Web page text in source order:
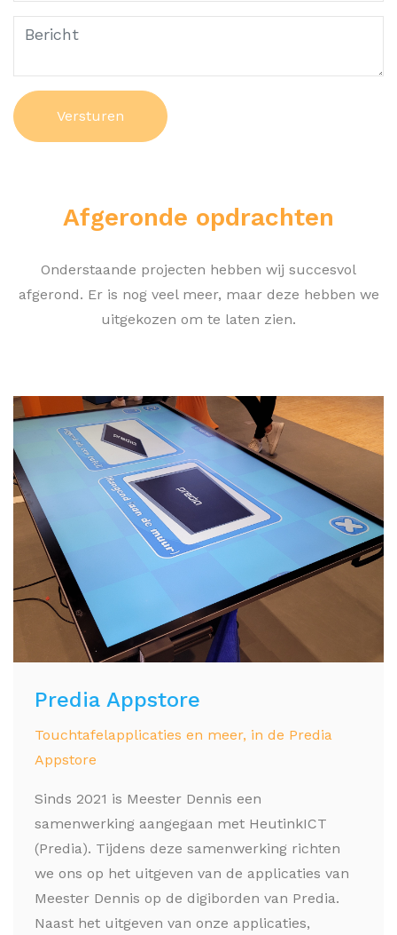
Afgeronde opdrachten
Onderstaande projecten hebben wij succesvol
afgerond. Er is nog veel meer, maar deze hebben we
uitgekozen om te laten zien.
Predia Appstore
Touchtafelapplicaties en meer, in de Predia
Appstore
Sinds 2021 is Meester Dennis een
samenwerking aangegaan met HeutinkICT
(Predia). Tijdens deze samenwerking richten
we ons op het uitgeven van de applicaties van
Meester Dennis op de digiborden van Predia.
Naast het uitgeven van onze applicaties,